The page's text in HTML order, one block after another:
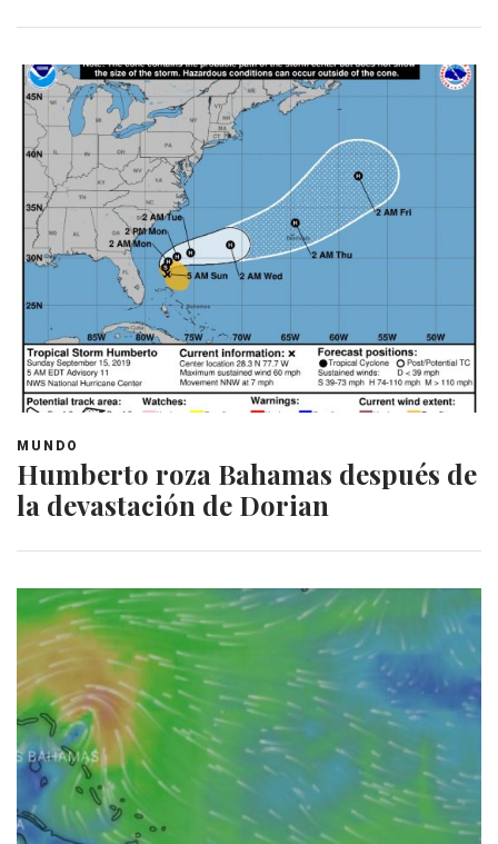
MUNDO
Humberto roza Bahamas después de
la devastación de Dorian